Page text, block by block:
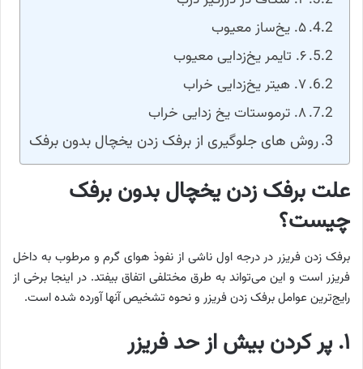
۵. یخ‌ساز معیوب
۶. تایمر یخ‌زدایی معیوب
۷. هیتر یخ‌زدایی خراب
۸. ترموستات یخ زدایی خراب
روش های جلوگیری از برفک زدن یخچال بدون برفک
علت برفک زدن یخچال بدون برفک
چیست؟
برفک زدن فریزر در درجه اول ناشی از نفوذ هوای گرم و مرطوب به داخل
فریزر است و این می‌تواند به طرق مختلفی اتفاق بیفتد. در اینجا برخی از
رایج‌ترین عوامل برفک زدن فریزر و نحوه تشخیص آنها آورده شده است.
۱. پر کردن بیش از حد فریزر